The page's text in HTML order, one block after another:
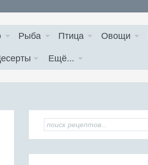
Рыба Птица Овощи
Ещё...